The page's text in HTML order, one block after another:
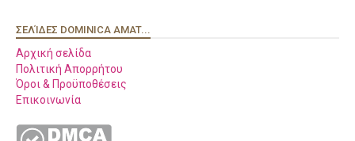
ΣΕΛΊΔΕΣ DOMINICA AMAT...
Αρχική σελίδα
Πολιτική Απορρήτου
Όροι & Προϋποθέσεις
Επικοινωνία